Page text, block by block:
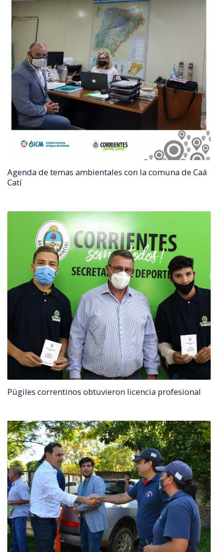
Agenda de temas ambientales con la comuna de Caá
Catí
Púgiles correntinos obtuvieron licencia profesional